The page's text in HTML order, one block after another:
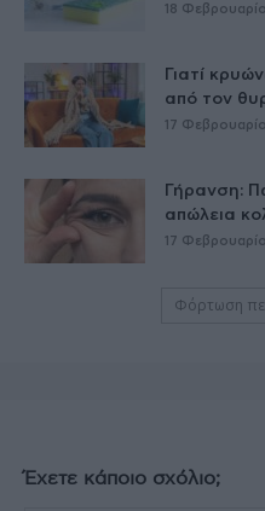
18
Γιατί
από τον
17
Γήρανση:
απώλεια
17
Φόρτωση
Έχετε κάποιο σχόλιο;